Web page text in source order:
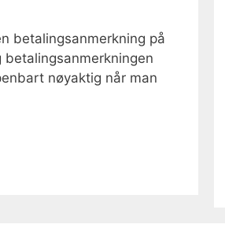
betalingsanmerkning på
nøyaktig når man